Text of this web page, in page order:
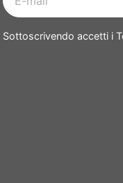
mail
Sottoscrivendo accetti i